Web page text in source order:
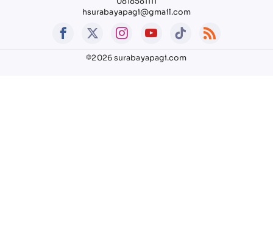
hsurabayapagi@gmail.com
©2026 surabayapagi.com